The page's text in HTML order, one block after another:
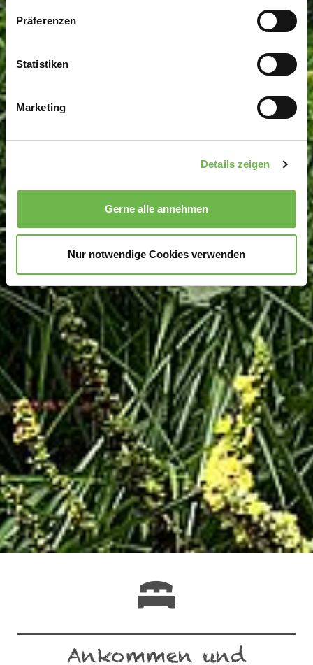
Informationen über Ihre geografische Lage
können
bestimmten Merkmalen (Fingerprinting) identifizieren
Erfahren Sie mehr darüber, wie Ihre persönlichen Daten
zu können und die Zugriffe auf unsere Website zu
analysieren.Danke, dass Sie uns in unserer Arbeit
unterstützen!
erhobenen Daten in den USA durch Google und
YouTube:Indem Sie auf "Gerne Alle annehmen" oder
Präferenzen, Statistiken oder Marketing ankreuzen und
auf „Auswahl manuell festlegen“ klicken, willigen Sie
zugleich gem. Art. 49 Abs. 1 S. 1 lit. a DSGVO ein, dass
Ihre Daten in den USA verarbeitet werden. Die USA
werden vom Europäischen Gerichtshof als ein Land mit
einem nach EU-Standards unzureichendem
Datenschutzniveau eingeschätzt. Es besteht
insbesondere das Risiko, dass Ihre Daten durch US-
Behörden, zu Kontroll- und zu Überwachungszwecken,
möglicherweise auch ohne Rechtsbehelfsmöglichkeiten,
verarbeitet werden können. Wenn Sie auf "Auswahl
manuell festlegen" klicken und keine der optionalen
Boxen (Präferenzen, Statistiken oder Marketing
ausgewählt haben, findet die vorgehend beschriebene
Übermittlung nicht statt. Weitere Informationen erhalten
Sie in unseren Datenschutzhinweisen.
Ausführlich informieren wir Sie darüber gerne hier:
Präferenzen
Statistiken
Marketing
Details zeigen
Gerne alle annehmen
Nur notwendige Cookies verwenden
Ankommen und